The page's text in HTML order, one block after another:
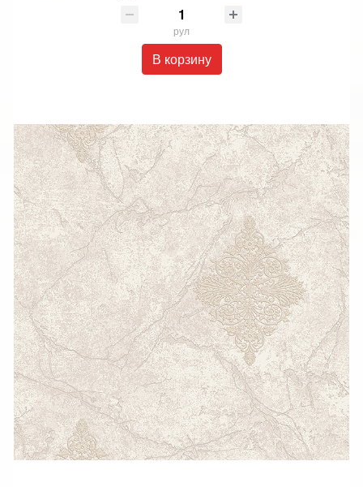
рул
В корзину